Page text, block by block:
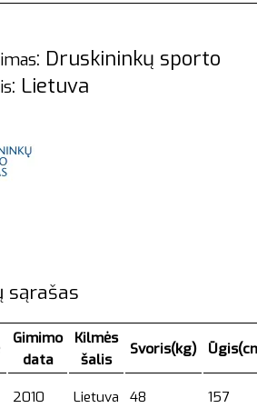
: Druskininkų sporto
: Lietuva
sąrašas
Gimimo
data
Kilmės
šalis
Svoris(kg)
2010 Lietuva 48 157